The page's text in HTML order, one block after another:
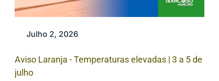
Julho 2, 2026
Aviso Laranja - Temperaturas elevadas | 3 a 5 de
julho